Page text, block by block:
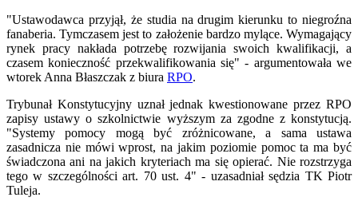
"Ustawodawca przyjął, że studia na drugim kierunku to niegroźna
fanaberia. Tymczasem jest to założenie bardzo mylące. Wymagający
rynek pracy nakłada potrzebę rozwijania swoich kwalifikacji, a
czasem konieczność przekwalifikowania się" - argumentowała we
wtorek Anna Błaszczak z biura RPO.
Trybunał Konstytucyjny uznał jednak kwestionowane przez RPO
zapisy ustawy o szkolnictwie wyższym za zgodne z konstytucją.
"Systemy pomocy mogą być zróżnicowane, a sama ustawa
zasadnicza nie mówi wprost, na jakim poziomie pomoc ta ma być
świadczona ani na jakich kryteriach ma się opierać. Nie rozstrzyga
tego w szczególności art. 70 ust. 4" - uzasadniał sędzia TK Piotr
Tuleja.